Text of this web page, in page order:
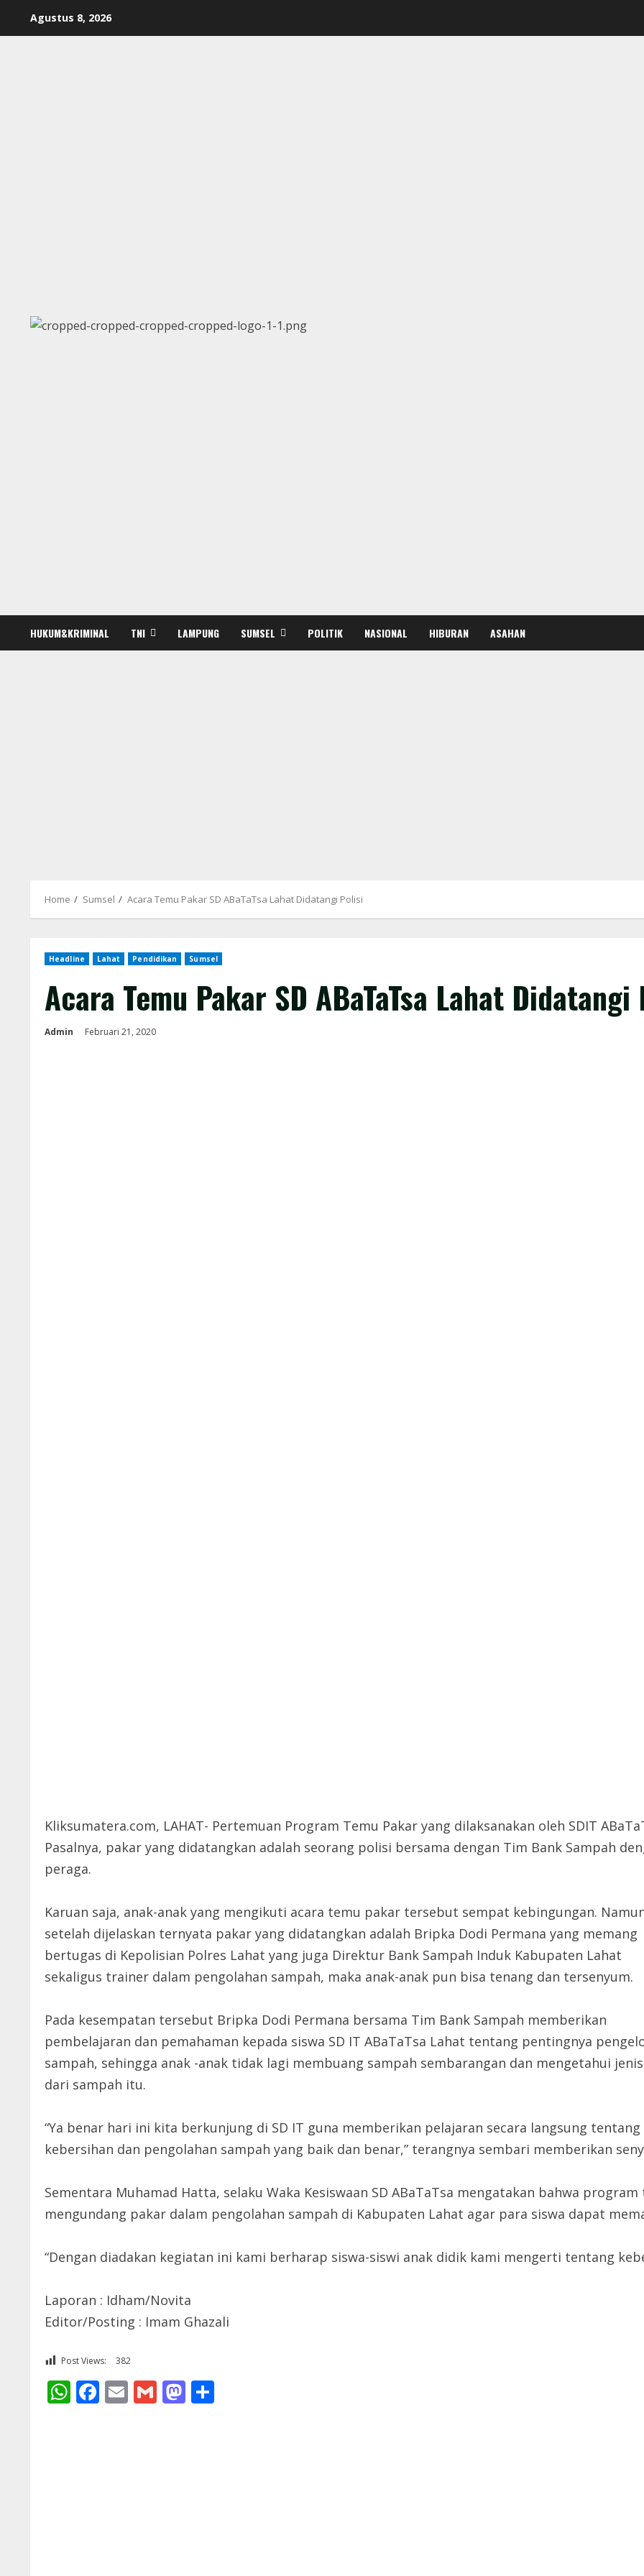
Agustus 8, 2026
HUKUM&KRIMINAL TNI LAMPUNG SUMSEL POLITIK NASIONAL HIBURAN ASAHAN
Home Sumsel Acara Temu Pakar SD ABaTaTsa Lahat Didatangi Polisi
Headline Lahat Pendidikan Sumsel
Acara Temu Pakar SD ABaTaTsa Lahat
Admin Februari 21, 2020
Kliksumatera.com, LAHAT- Pertemuan Program Temu Pakar yang dilaksanakan oleh SDIT
Pasalnya, pakar yang didatangkan adalah seorang polisi bersama dengan Tim Bank Sampah
peraga.
Karuan saja, anak-anak yang mengikuti acara temu pakar tersebut sempat kebingungan.
setelah dijelaskan ternyata pakar yang didatangkan adalah Bripka Dodi Permana yang memang
bertugas di Kepolisian Polres Lahat yang juga Direktur Bank Sampah Induk Kabupaten Lahat
sekaligus trainer dalam pengolahan sampah, maka anak-anak pun bisa tenang dan tersenyum.
Pada kesempatan tersebut Bripka Dodi Permana bersama Tim Bank Sampah memberikan
pembelajaran dan pemahaman kepada siswa SD IT ABaTaTsa Lahat tentang pentingnya
sampah, sehingga anak -anak tidak lagi membuang sampah sembarangan dan mengetahui
dari sampah itu.
“Ya benar hari ini kita berkunjung di SD IT guna memberikan pelajaran secara langsung tentang
kebersihan dan pengolahan sampah yang baik dan benar,” terangnya sembari memberikan
Sementara Muhamad Hatta, selaku Waka Kesiswaan SD ABaTaTsa mengatakan bahwa
mengundang pakar dalam pengolahan sampah di Kabupaten Lahat agar para siswa dapat
“Dengan diadakan kegiatan ini kami berharap siswa-siswi anak didik kami mengerti tentang
Laporan : Idham/Novita
Editor/Posting : Imam Ghazali
Post Views: 382
WhatsApp
Facebook
EmailGmailMastodon